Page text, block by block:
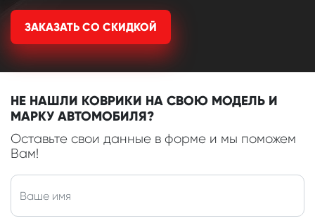
ЗАКАЗАТЬ СО СКИДКОЙ
НЕ НАШЛИ КОВРИКИ НА СВОЮ МОДЕЛЬ И
МАРКУ АВТОМОБИЛЯ?
Оставьте свои данные в форме и мы поможем
Вам!